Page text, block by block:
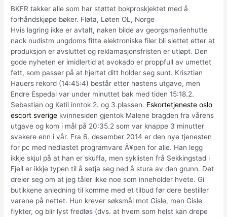
BKFR takker alle som har støttet bokproskjektet med å
forhåndskjøpe bøker. Fløta, Løten OL, Norge
Hvis lagring ikke er avtalt, naken bilde av georgsmarienhutte
nack nudistm ungdoms fitte elektroniske filer bli slettet etter at
produksjon er avsluttet og reklamasjonsfristen er utløpt. Den
gode nyheten er imidlertid at avokado er proppfull av umettet
fett, som passer på at hjertet ditt holder seg sunt. Krisztian
Hauers rekord (14:45:4) består etter høstens utgave, men
Endre Espedal var under minuttet bak med tiden 15:18.2.
Sebastian og Ketil inntok 2. og 3.plassen. Eskortetjeneste oslo
escort sverige kvinnesiden gjentok Malene bragden fra vårens
utgave og kom i mål på 20:35.2 som var knappe 3 minutter
svakere enn i vår. Fra 6. desember 2014 er den nye tjenesten
for pc med nedlastet programvare Ã¥pen for alle. Han legg
ikkje skjul på at han er skuffa, men syklisten frå Sekkingstad i
Fjell er ikkje typen til å setja seg ned å stura av den grunn. Det
dreier seg om at jeg tåler ikke noe som inneholder hvete. Gi
butikkene anledning til komme med et tilbud før dere bestiller
varene på nettet. Hun krever søksmål mot Gisle, men Gisle
flykter, og blir lyst fredløs (dvs. at hvem som helst kan drepe